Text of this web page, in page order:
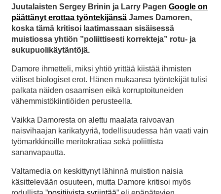
Juutalaisten Sergey Brinin ja Larry Pagen Google on
päättänyt erottaa työntekijänsä James Damoren,
koska tämä kritisoi laatimassaan sisäisessä
muistiossa yhtiön ”poliittisesti korrekteja” rotu- ja
sukupuolikäytäntöjä.
Damore ihmetteli, miksi yhtiö yrittää kiistää ihmisten
väliset biologiset erot. Hänen mukaansa työntekijät tulisi
palkata näiden osaamisen eikä korruptoituneiden
vähemmistökiintiöiden perusteella.
Vaikka Damoresta on alettu maalata raivoavan
naisvihaajan karikatyyriä, todellisuudessa hän vaati vain
työmarkkinoille meritokratiaa sekä poliittista
sananvapautta.
Valtamedia on keskittynyt lähinnä muistion naisia
käsittelevään osuuteen, mutta Damore kritisoi myös